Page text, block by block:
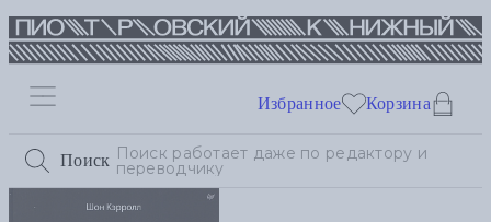
Поиск
Избранное Корзина